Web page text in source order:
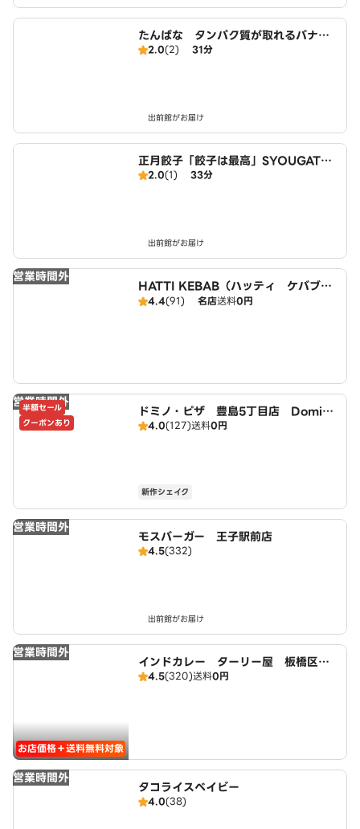
たんばな タンパク質が取れるバナナ
ミルク Protein-Rich Banana Milk
2.0(2) 31分
出前館がお届け
正月餃子「餃子は最高」SYOUGATSU
Dumpling 駒込店
2.0(1) 33分
出前館がお届け
営業時間外
HATTI KEBAB（ハッティ ケバブ）
板橋区役所前店
4.4(91) 名店送料0円
営業時間外
半額セール
クーポンあり
ドミノ・ピザ 豊島5丁目店 Domin
o's4.0(127)送料0円
新作シェイク
営業時間外
モスバーガー 王子駅前店
4.5(332)
出前館がお届け
営業時間外
お店価格＋送料無料対象
インドカレー ターリー屋 板橋区役
所前店
4.5(320)送料0円
営業時間外
タコライスベイビー
4.0(38)